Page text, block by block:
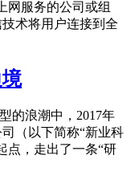
网服务的公司或组
术将用户连接到全
的浪潮中，2017年
（以下简称“新业科
点，走出了一条“研